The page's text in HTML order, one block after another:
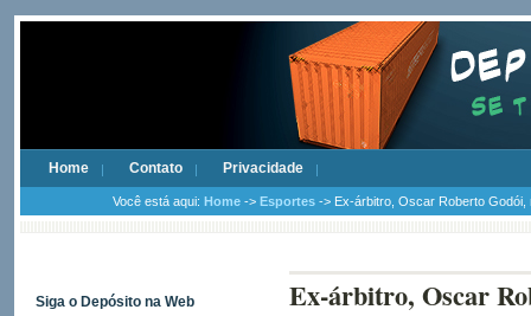
Home Contato Privacidade
Você está aqui: Home -> Esportes -> Ex-árbitro, Oscar Roberto Godói,
Siga o Depósito na Web Ex-árbitro, Oscar